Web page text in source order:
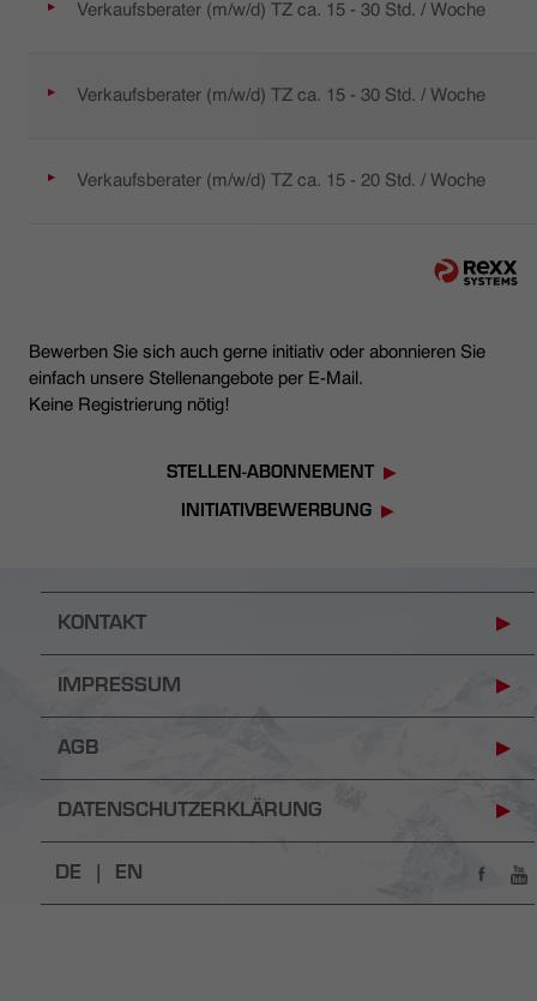
Verkaufsberater (m/w/d) TZ ca. 15 - 30 Std. / Woche
Verkaufsberater (m/w/d) TZ ca. 15 - 30 Std. / Woche
Verkaufsberater (m/w/d) TZ ca. 15 - 20 Std. / Woche
Bewerben Sie sich auch gerne initiativ oder abonnieren Sie
einfach unsere Stellenangebote per E-Mail.
Keine Registrierung nötig!
STELLEN-ABONNEMENT
INITIATIVBEWERBUNG
KONTAKT
IMPRESSUM
AGB
DATENSCHUTZERKLÄRUNG
DE | EN